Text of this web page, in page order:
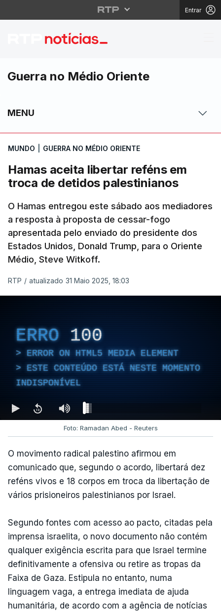
Entrar
Hamas aceita libertar
Guerra no Médio Oriente
MENU
MUNDO GUERRA NO MÉDIO ORIENTE
Hamas aceita libertar reféns em
troca de detidos palestinianos
O Hamas entregou este sábado aos mediadores
a resposta à proposta de cessar-fogo
apresentada pelo enviado do presidente dos
Estados Unidos, Donald Trump, para o Oriente
Médio, Steve Witkoff.
RTP / atualizado 31 Maio 2025, 18:03
ERRO 100
ERROR ON HTML5 MEDIA ELEMENT
ESTE CONTEÚDO ESTÁ NESTE MOMENTO
INDISPONÍVEL
Foto: Ramadan Abed - Reuters
O movimento radical palestino afirmou em
comunicado que, segundo o acordo, libertará dez
reféns vivos e 18 corpos em troca da libertação de
vários prisioneiros palestinianos por Israel.
Segundo fontes com acesso ao pacto, citadas pela
imprensa israelita, o novo documento não contém
qualquer exigência escrita para que Israel termine
definitivamente a ofensiva ou retire as tropas da
Faixa de Gaza. Estipula no entanto, numa
linguagem vaga, a entrega imediata de ajuda
humanitária, de acordo com a agência de notícias